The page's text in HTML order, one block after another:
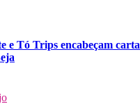
e Tó Trips encabeçam